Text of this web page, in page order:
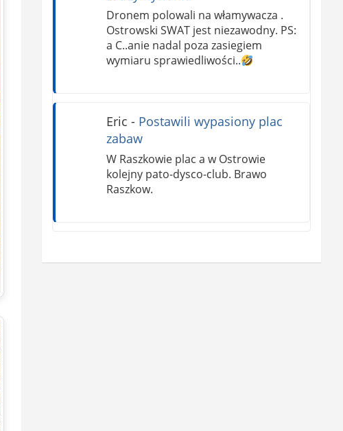
Dronem polowali na włamywacza .
Ostrowski SWAT jest niezawodny. PS:
a C..anie nadal poza zasiegiem
wymiaru sprawiedliwości..
Eric - Postawili wypasiony plac
zabaw
W Raszkowie plac a w Ostrowie
kolejny pato-dysco-club. Brawo
Raszkow.